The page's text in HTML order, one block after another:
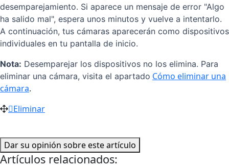
desemparejamiento. Si aparece un mensaje de error "Algo
ha salido mal", espera unos minutos y vuelve a intentarlo.
A continuación, tus cámaras aparecerán como dispositivos
individuales en tu pantalla de inicio.
Nota: Desemparejar los dispositivos no los elimina. Para
eliminar una cámara, visita el apartado Cómo eliminar una
cámara.
Eliminar
Dar su opinión sobre este artículo
Artículos relacionados: